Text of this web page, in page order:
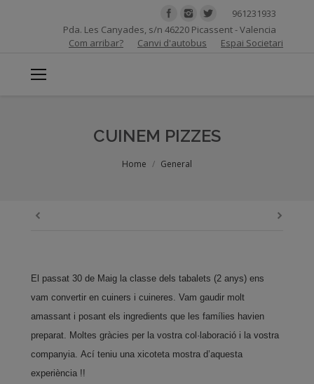
961231933
Pda. Les Canyades, s/n 46220 Picassent - Valencia
Com arribar?
Canvi d'autobus Espai Societari
CUINEM PIZZES
Home General
El passat 30 de Maig la classe dels tabalets (2 anys) ens
vam convertir en cuiners i cuineres. Vam gaudir molt
amassant i posant els ingredients que les famílies havien
preparat. Moltes gràcies per la vostra col·laboració i la vostra
companyia. Ací teniu una xicoteta mostra d’aquesta
experiència !!